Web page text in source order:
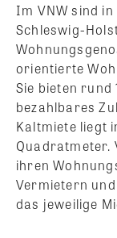
Im VNW sind
Schleswig-
orientierte
Sie bieten rund
bezahlbares
Kaltmiete liegt
Quadratmeter.
ihren
Vermietern
das jeweilige